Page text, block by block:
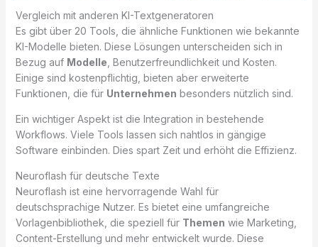
Vergleich mit anderen KI-Textgeneratoren
Es gibt über 20 Tools, die ähnliche Funktionen wie bekannte
KI-Modelle bieten. Diese Lösungen unterscheiden sich in
Bezug auf Modelle , Benutzerfreundlichkeit und Kosten.
Einige sind kostenpflichtig, bieten aber erweiterte
Funktionen, die für Unternehmen besonders nützlich sind.
Ein wichtiger Aspekt ist die Integration in bestehende
Workflows. Viele Tools lassen sich nahtlos in gängige
Software einbinden. Dies spart Zeit und erhöht die Effizienz.
Neuroflash für deutsche Texte
Neuroflash ist eine hervorragende Wahl für
deutschsprachige Nutzer. Es bietet eine umfangreiche
Vorlagenbibliothek, die speziell für Themen wie Marketing,
Content-Erstellung und mehr entwickelt wurde. Diese